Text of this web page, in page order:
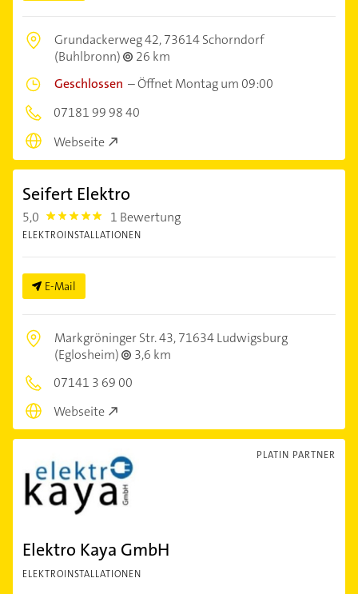
Grundackerweg 42,73614 Schorndorf
(Buhlbronn)
26 km
Geschlossen –Öffnet Montag um 09:00
07181 99 98 40
Webseite
Seifert Elektro
5,0 5.0 1 Bewertung
ELEKTROINSTALLATIONEN
E-Mail
Markgröninger Str. 43,71634 Ludwigsburg
(Eglosheim)
3,6 km
07141 3 69 00
Webseite
PLATIN PARTNER
Elektro Kaya GmbH
ELEKTROINSTALLATIONEN